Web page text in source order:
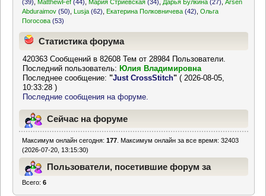
(39)
MatthewFef (44) Мария Стриевская (34) Дарья Булкина (27) ,Arsen
Abduraimov (50) Lusja (62) Екатерина Полковничева (42) ,Ольга
Погосова (53)
Статистика форума
420363 Сообщений в 82608 Тем от 28984 Пользователи.
Последний пользователь: Юлия Владимировна
Последнее сообщение:"Just CrossStitch" ( 2026-08-05,
10:33:28 )
Последние сообщения на форуме.
Сейчас на форуме
Максимум онлайн сегодня:177 . Максимум онлайн за все время: 32403
(2026-07-20, 13:15:30)
Пользователи, посетившие форум за
Всего:6